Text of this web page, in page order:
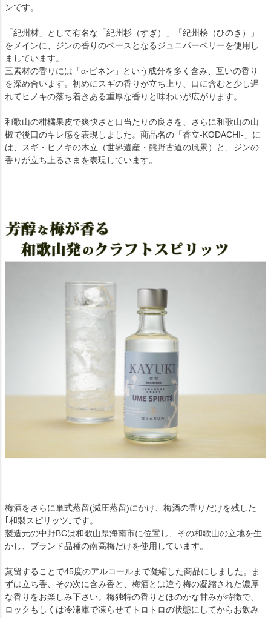
ンです。
「紀州材」として有名な「紀州杉（すぎ）」「紀州桧（ひのき）」
をメインに、ジンの香りのベースとなるジュニパーベリーを使用し
ましています。
三素材の香りには「α-ピネン」という成分を多く含み、互いの香り
を深め合います。初めにスギの香りが立ち上り、口に含むと少し遅
れてヒノキの落ち着きある重厚な香りと味わいが広がります。
和歌山の柑橘果皮で爽快さと口当たりの良さを、さらに和歌山の山
椒で後口のキレ感を表現しました。商品名の「香立-KODACHI-」に
は、スギ・ヒノキの木立（世界遺産・熊野古道の風景）と、ジンの
香りが立ち上るさまを表現しています。
梅酒をさらに単式蒸留(減圧蒸留)にかけ、梅酒の香りだけを残した
｢和製スピリッツ｣です。
製造元の中野BCは和歌山県海南市に位置し、その和歌山の立地を生
かし、ブランド品種の南高梅だけを使用しています。
蒸留することで45度のアルコールまで凝縮した商品にしました。ま
ずは立ち香、その次に含み香と、梅酒とは違う梅の凝縮された濃厚
な香りをお楽しみ下さい。梅独特の香りとほのかな甘みが特徴で、
ロックもしくは冷凍庫で凍らせてトロトロの状態にしてからお飲み